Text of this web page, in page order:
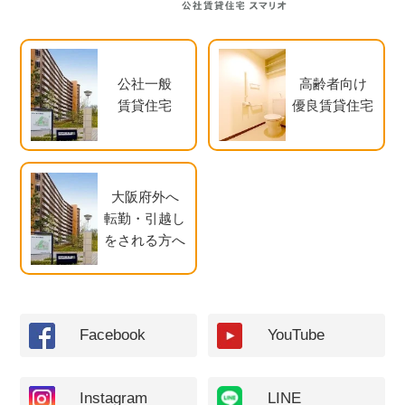
公社一般
賃貸住宅
高齢者向け
優良賃貸住宅
大阪府外へ
転勤・引越し
をされる方へ
Facebook YouTube
Instagram LINE